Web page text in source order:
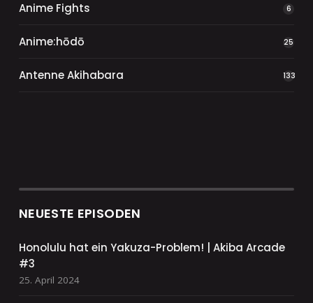
Anime Fights 6
Anime:hōdō 25
Antenne Akihabara 133
NEUESTE EPISODEN
Honolulu hat ein Yakuza-Problem! | Akiba Arcade
#3
25. April 2024